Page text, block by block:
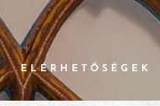
ELÉRHETŐSÉGEK